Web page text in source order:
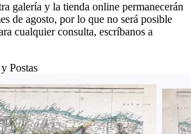
galería y la tienda online permanecerán
de agosto, por lo que no será posible
cualquier consulta, escríbanos a
Postas